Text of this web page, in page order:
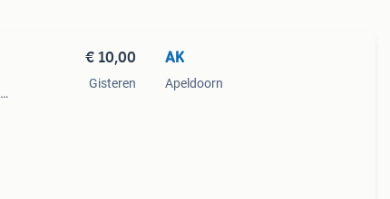
€ 10,00
Gisteren
AK
Apeldoorn